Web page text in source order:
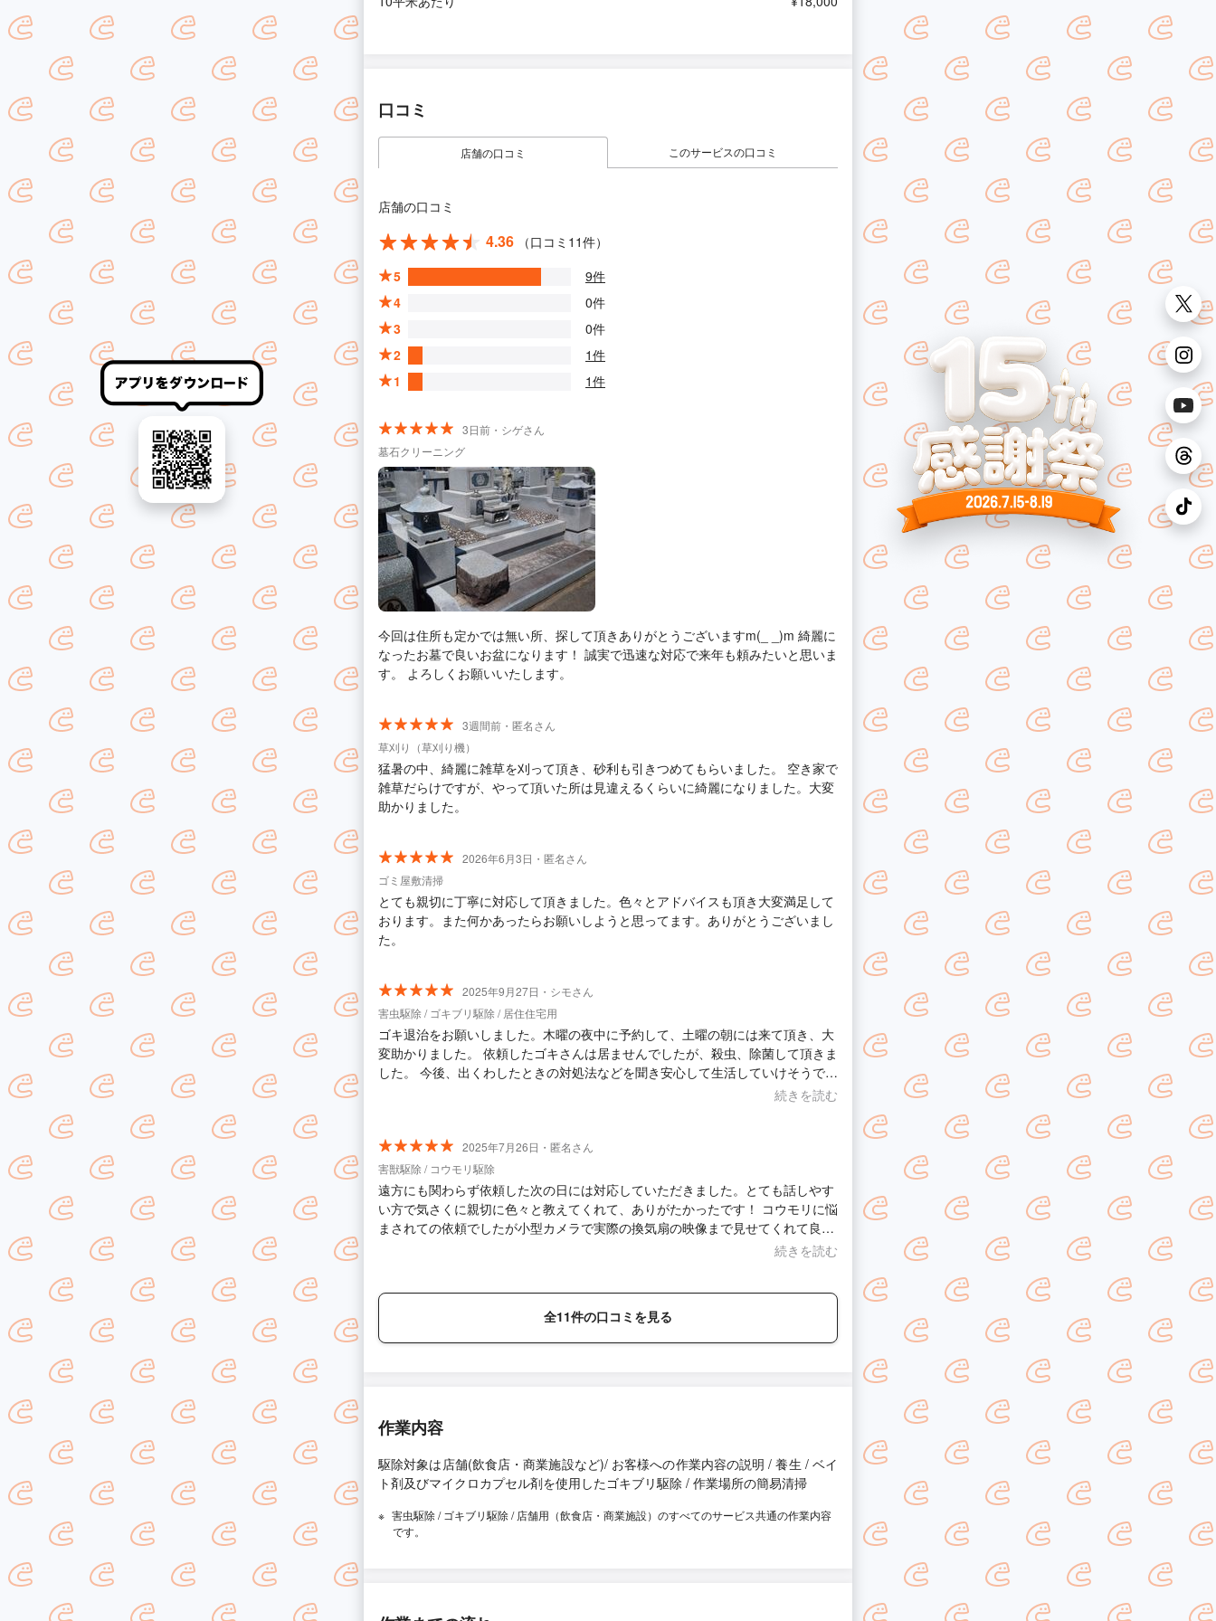
口コミ
店舗の口コミ このサービスの口コミ
店舗の口コミ
4.36
（口コミ11件）
5
9件
4
0件
3
0件
2
1件
1
1件
3日前・シゲさん
墓石クリーニング
今回は住所も定かでは無い所、探して頂きありがとうございますm(_ _)m 綺麗に
なったお墓で良いお盆になります！ 誠実で迅速な対応で来年も頼みたいと思いま
す。 よろしくお願いいたします。
3週間前・匿名さん
草刈り（草刈り機）
猛暑の中、綺麗に雑草を刈って頂き、砂利も引きつめてもらいました。 空き家で
雑草だらけですが、やって頂いた所は見違えるくらいに綺麗になりました。大変
助かりました。
2026年6月3日・匿名さん
ゴミ屋敷清掃
とても親切に丁寧に対応して頂きました。色々とアドバイスも頂き大変満足して
おります。また何かあったらお願いしようと思ってます。ありがとうございまし
た。
2025年9月27日・シモさん
害虫駆除 / ゴキブリ駆除 / 居住住宅用
ゴキ退治をお願いしました。木曜の夜中に予約して、土曜の朝には来て頂き、大
変助かりました。 依頼したゴキさんは居ませんでしたが、殺虫、除菌して頂きま
した。 今後、出くわしたときの対処法などを聞き安心して生活していけそうで
す。 害虫駆除依頼などは本来ならしたくはありませんが、これからも何かあった
続きを読む
2025年7月26日・匿名さん
害獣駆除 / コウモリ駆除
遠方にも関わらず依頼した次の日には対応していただきました。とても話しやす
い方で気さくに親切に色々と教えてくれて、ありがたかったです！ コウモリに悩
まされての依頼でしたが小型カメラで実際の換気扇の映像まで見せてくれて良か
ったです。 うちには住み着いて居ないとのことで、これで今日から安心して眠れ
続きを読む
全11件の口コミを見る
作業内容
駆除対象は店舗(飲食店・商業施設など)/ お客様への作業内容の説明 / 養生 / ベイ
ト剤及びマイクロカプセル剤を使用したゴキブリ駆除 / 作業場所の簡易清掃
害虫駆除 / ゴキブリ駆除 / 店舗用（飲食店・商業施設）のすべてのサービス共通の作業内容
です。